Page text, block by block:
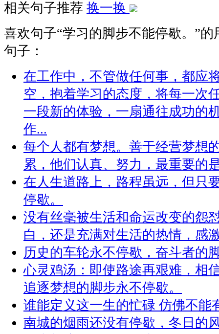
相关句子推荐 换一换
喜欢句子“学习的脚步不能停歇。 ”的
句子：
在工作中，不管做任何事，都应
空，抱着学习的态度，将每一次
一段新的体验，一扇通往成功的
作...
每个人都有梦想。善于经营梦想
累，他们认真、努力，最重要的
在人生道路上，路程虽远，但只
停歇。
没有丝毫被生活和命运改变的怨
白，还是充满对生活的热情，感
历史的车轮永不停歇，奋斗者的
心灵鸡汤：即使路途再艰难，相
追逐梦想的脚步永不停歇。
谁能定义这一生的忙碌 仿佛不能
南城的烟雨还没有停歇，冬日的